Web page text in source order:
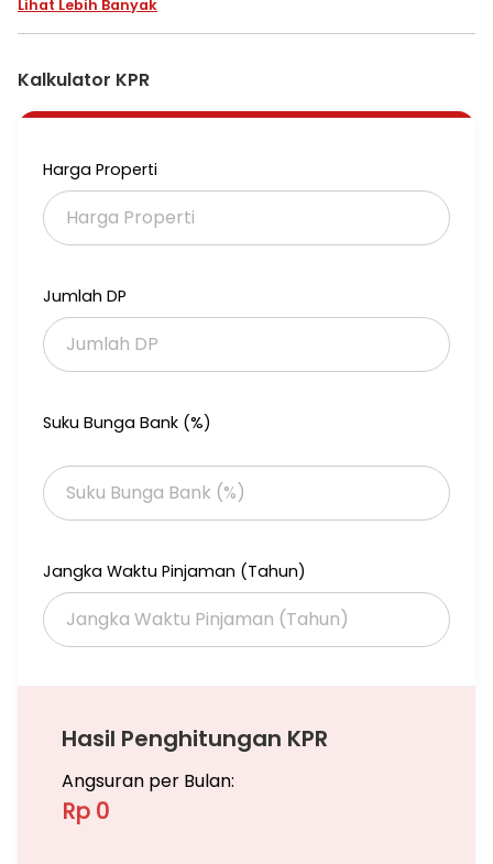
- 2 kamar Tidur
- 1 carpot
Tipe :
30/40 =175 juta
wa.me/6285624208062
Lihat Lebih Banyak
Kalkulator KPR
Harga Properti
Jumlah DP
Suku Bunga Bank (%)
Jangka Waktu Pinjaman (Tahun)
Hasil Penghitungan KPR
Angsuran per Bulan:
Rp 0